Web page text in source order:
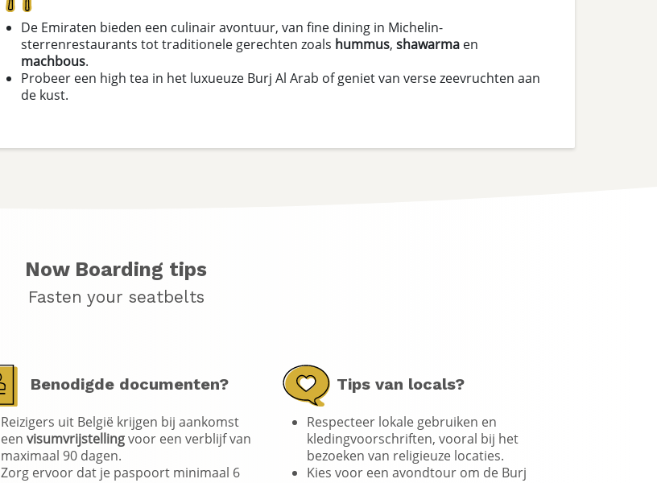
De Emiraten bieden een culinair avontuur, van fine dining in Michelin-
sterrenrestaurants tot traditionele gerechten zoals hummus, shawarma en
machbous.
Probeer een high tea in het luxueuze Burj Al Arab of geniet van verse zeevruchten aan
de kust.
Now Boarding tips
Fasten your seatbelts
Benodigde documenten?
Reizigers uit België krijgen bij aankomst
een visumvrijstellingvoor een verblijf van
maximaal 90 dagen.
Zorg ervoor dat je paspoort minimaal 6
Tips van locals?
Respecteer lokale gebruiken en
kledingvoorschriften, vooral bij het
bezoeken van religieuze locaties.
Kies voor een avondtour om de Burj